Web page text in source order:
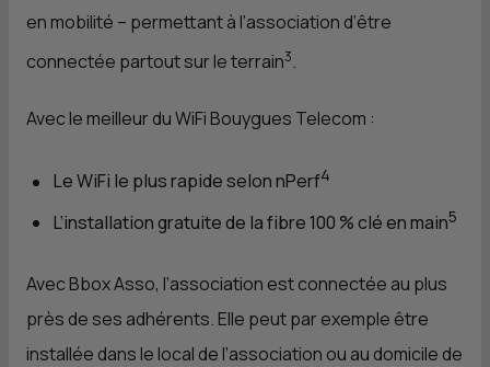
en mobilité – permettant à l’association d’être
connectée partout sur le terrain3.
Avec le meilleur du WiFi Bouygues Telecom :
Le WiFi le plus rapide selon nPerf4
L’installation gratuite de la fibre 100 % clé en main5
Avec Bbox Asso, l’association est connectée au plus
près de ses adhérents. Elle peut par exemple être
installée dans le local de l’association ou au domicile de